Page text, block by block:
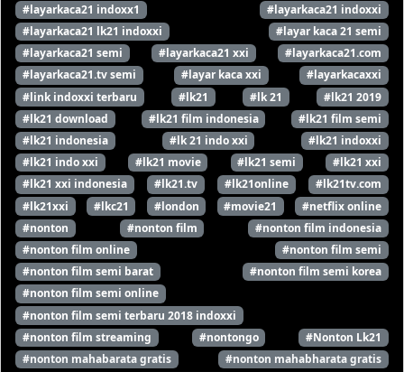
#layarkaca21 indoxx1
#layarkaca21 indoxxi
#layarkaca21 lk21 indoxxi
#layar kaca 21 semi
#layarkaca21 semi
#layarkaca21 xxi
#layarkaca21.com
#layarkaca21.tv semi
#layar kaca xxi
#layarkacaxxi
#link indoxxi terbaru
#lk21 #lk 21
#lk21 2019
#lk21 download
#lk21 film indonesia
#lk21 film semi
#lk21 indonesia
#lk 21 indo xxi
#lk21 indoxxi
#lk21 indo xxi
#lk21 movie #lk21 semi
#lk21 xxi
#lk21 xxi indonesia
#lk21.tv #lk21online
#lk21tv.com
#lk21xxi
#lkc21 #london #movie21
#netflix online
#nonton
#nonton film
#nonton film indonesia
#nonton film online
#nonton film semi
#nonton film semi barat
#nonton film semi korea
#nonton film semi online
#nonton film semi terbaru 2018 indoxxi
#nonton film streaming
#nontongo
#Nonton Lk21
#nonton mahabarata gratis
#nonton mahabharata gratis